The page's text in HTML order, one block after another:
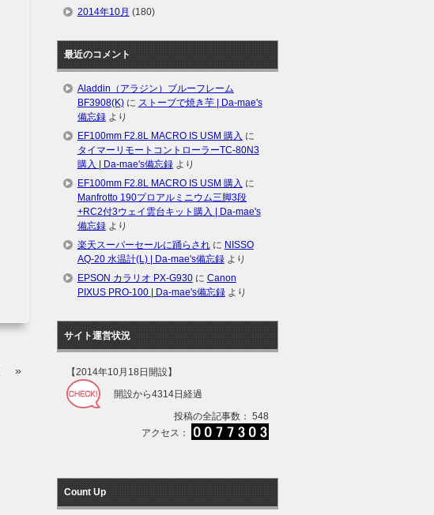
»
2014年10月 (180)
最近のコメント
Aladdin（アラジン）ブルーフレーム
BF3908(K)に ストーブで焼き芋 | Da-mae's
備忘録より
EF100mm F2.8L MACRO IS USM 購入 に
タイマーリモートコントローラーTC-80N3
購入 | Da-mae's備忘録より
EF100mm F2.8L MACRO IS USM 購入 に
Manfrotto 190プロアルミニウム三脚3段
+RC2付3ウェイ雲台キット購入 | Da-mae's
備忘録より
楽天スーパーセールに踊らされに NISSO
AQ-20 水温計(L) | Da-mae's備忘録より
EPSON カラリオ PX-G930に Canon
PIXUS PRO-100 | Da-mae's備忘録より
サイト運営状況
【2014年10月18日開設】
開設から4314日経過
投稿の全記事数： 548
アクセス：
Count Up